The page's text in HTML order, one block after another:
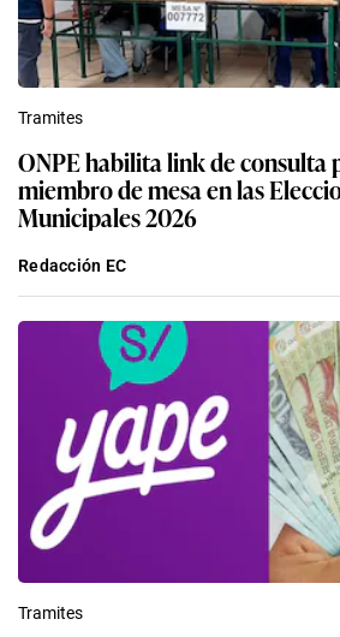
Tramites
ONPE habilita link de consulta
miembro de mesa en las
Municipales 2026
Redacción EC
Tramites